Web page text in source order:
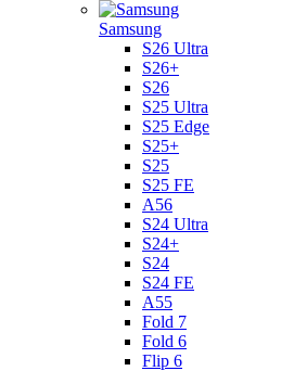
Samsung
S26 Ultra
S26+
S26
S25 Ultra
S25 Edge
S25+
S25
S25 FE
A56
S24 Ultra
S24+
S24
S24 FE
A55
Fold 7
Fold 6
Flip 6